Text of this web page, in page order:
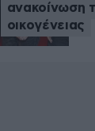
ανακοίνωση
οικογένειας